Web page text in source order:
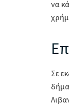
να
Σε